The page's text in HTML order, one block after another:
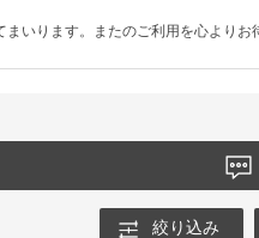
いります。またのご利用を心よりお
絞り込み